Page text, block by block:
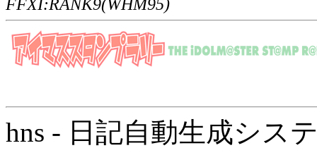
FFXI:RANK9(WHM95)
hns - 日記自動生成シス